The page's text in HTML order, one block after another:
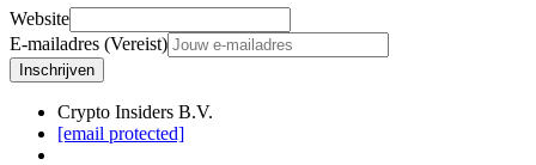
Website
E-mailadres (Vereist)
Inschrijven
Crypto Insiders B.V.
[email protected]